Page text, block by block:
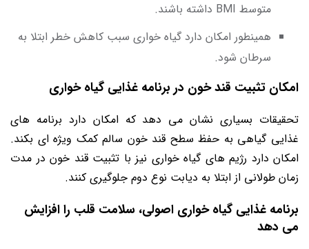
متوسط BMI داشته باشند.
همینطور امکان دارد گیاه‌ خواری سبب کاهش خطر ابتلا به
سرطان شود.
امکان تثبیت قند خون در برنامه غذایی گیاه خواری
تحقیقات بسیاری نشان می ‌دهد که امکان دارد برنامه ‌های
غذایی گیاهی به حفظ سطح قند خون سالم کمک ویژه ای بکند.
امکان دارد رژیم‌ های گیاه خواری نیز با تثبیت قند خون در ‌مدت
زمان طولانی از ابتلا به دیابت نوع دوم جلوگیری کنند.
برنامه غذایی گیاه خواری اصولی، سلامت قلب را افزایش
می دهد